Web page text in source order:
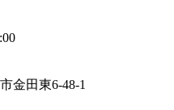
金田東6-48-1